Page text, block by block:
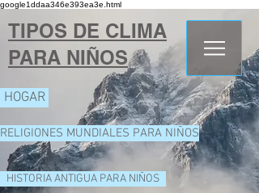
google1ddaa346e393ea3e.html
HOGAR
HISTORIA ANTIGUA PARA NIÑOS
RELIGIONES MUNDIALES PARA NIÑOS
TIPOS DE CLIMA
PARA NIÑOS